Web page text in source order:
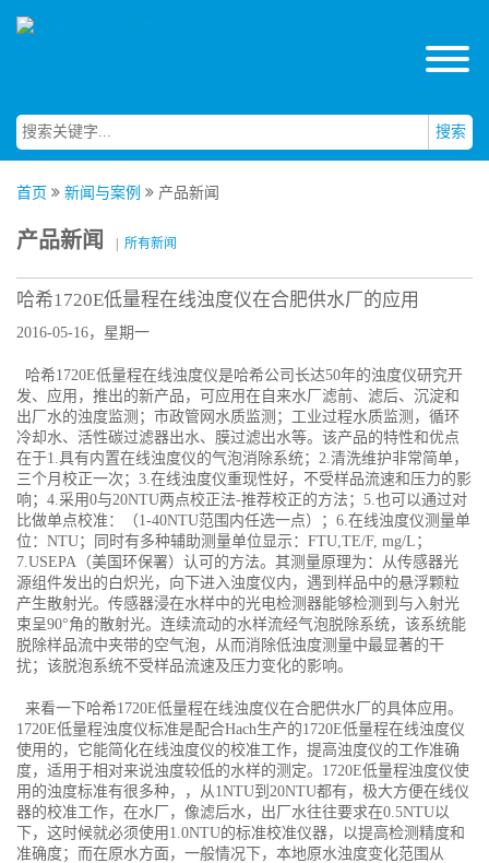
搜索
首页 新闻与案例 产品新闻
产品新闻 所有新闻
哈希1720E低量程在线浊度仪在合肥供水厂的应用
2016-05-16，星期一
哈希1720E低量程在线浊度仪是哈希公司长达50年的浊度仪研究开
发、应用，推出的新产品，可应用在自来水厂滤前、滤后、沉淀和
出厂水的浊度监测；市政管网水质监测；工业过程水质监测，循环
冷却水、活性碳过滤器出水、膜过滤出水等。该产品的特性和优点
在于1.具有内置在线浊度仪的气泡消除系统；2.清洗维护非常简单，
三个月校正一次；3.在线浊度仪重现性好，不受样品流速和压力的影
响；4.采用0与20NTU两点校正法-推荐校正的方法；5.也可以通过对
比做单点校准：（1-40NTU范围内任选一点）；6.在线浊度仪测量单
位：NTU；同时有多种辅助测量单位显示：FTU,TE/F, mg/L；
7.USEPA（美国环保署）认可的方法。其测量原理为：从传感器光
源组件发出的白炽光，向下进入浊度仪内，遇到样品中的悬浮颗粒
产生散射光。传感器浸在水样中的光电检测器能够检测到与入射光
束呈90°角的散射光。连续流动的水样流经气泡脱除系统，该系统能
脱除样品流中夹带的空气泡，从而消除低浊度测量中最显著的干
扰；该脱泡系统不受样品流速及压力变化的影响。
来看一下哈希1720E低量程在线浊度仪在合肥供水厂的具体应用。
1720E低量程浊度仪标准是配合Hach生产的1720E低量程在线浊度仪
使用的，它能简化在线浊度仪的校准工作，提高浊度仪的工作准确
度，适用于相对来说浊度较低的水样的测定。1720E低量程浊度仪使
用的浊度标准有很多种，，从1NTU到20NTU都有，极大方便在线仪
器的校准工作，在水厂，像滤后水，出厂水往往要求在0.5NTU以
下，这时候就必须使用1.0NTU的标准校准仪器，以提高检测精度和
准确度；而在原水方面，一般情况下，本地原水浊度变化范围从